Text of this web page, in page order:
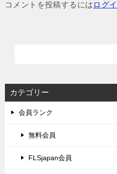
コメントを投稿するには ログ
カテゴリー
会員ランク
無料会員
FLSjapan会員